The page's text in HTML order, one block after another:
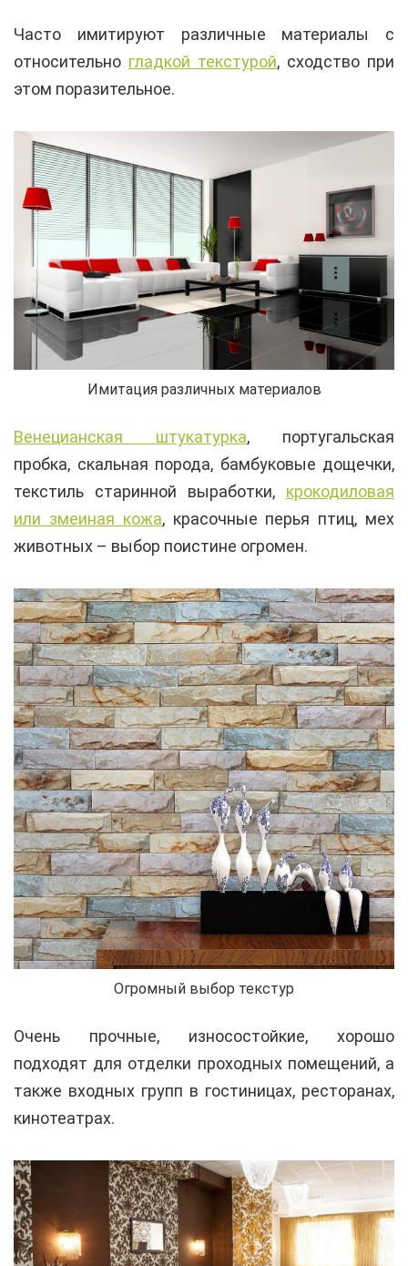
Часто имитируют различные материалы с
относительно гладкой текстурой, сходство при
этом поразительное.
Имитация различных материалов
Венецианская штукатурка, португальская
пробка, скальная порода, бамбуковые дощечки,
текстиль старинной выработки, крокодиловая
или змеиная кожа, красочные перья птиц, мех
животных – выбор поистине огромен.
Огромный выбор текстур
Очень прочные, износостойкие, хорошо
подходят для отделки проходных помещений, а
также входных групп в гостиницах, ресторанах,
кинотеатрах.